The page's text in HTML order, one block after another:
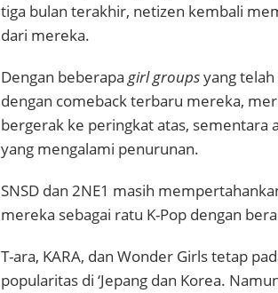
tiga bulan terakhir, netizen kembali
dari mereka.
Dengan beberapa girl groupsyang
dengan comeback terbaru mereka,
bergerak ke peringkat atas, sementara
yang mengalami penurunan.
SNSD dan 2NE1 masih
mereka sebagai ratu K-Pop dengan
T-ara, KARA, dan Wonder Girls tetap
popularitas di ‘Jepang dan Korea.